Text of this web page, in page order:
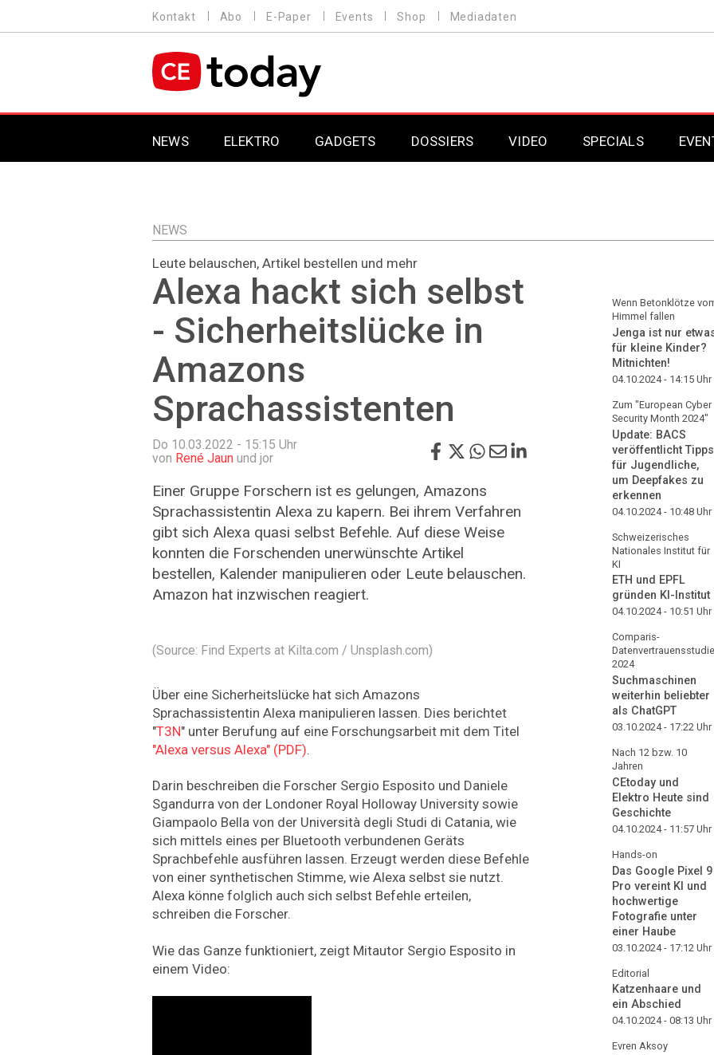
zum
MENU
Kontakt Abo E-Paper Events Shop Mediadaten
MAIN NAVIGATION
NEWS ELEKTRO GADGETS DOSSIERS
DAB+
VIDEO SPECIALS
Professional AV
Professional AV
NEWS
Leute belauschen, Artikel bestellen und mehr
Alexa hackt sich selbst
- Sicherheitslücke in
Amazons
Sprachassistenten
Do 10.03.2022 - 15:15 Uhr
von René Jaun und jor
Einer Gruppe Forschern ist es gelungen, Amazons
Sprachassistentin Alexa zu kapern. Bei ihrem Verfahren
gibt sich Alexa quasi selbst Befehle. Auf diese Weise
konnten die Forschenden unerwünschte Artikel
bestellen, Kalender manipulieren oder Leute belauschen.
Amazon hat inzwischen reagiert.
(Source: Find Experts at Kilta.com / Unsplash.com)
Über eine Sicherheitslücke hat sich Amazons
Sprachassistentin Alexa manipulieren lassen. Dies berichtet
"T3N" unter Berufung auf eine Forschungsarbeit mit dem Titel
"Alexa versus Alexa" (PDF).
Darin beschreiben die Forscher Sergio Esposito und Daniele
Sgandurra von der Londoner Royal Holloway University sowie
Giampaolo Bella von der Università degli Studi di Catania, wie
sich mittels eines per Bluetooth verbundenen Geräts
Sprachbefehle ausführen lassen. Erzeugt werden diese Befehle
von einer synthetischen Stimme, wie Alexa selbst sie nutzt.
Alexa könne folglich auch sich selbst Befehle erteilen,
schreiben die Forscher.
Wie das Ganze funktioniert, zeigt Mitautor Sergio Esposito in
einem Video:
Wenn Betonklötze
Himmel fallen
Jenga ist nur
für kleine Kinder?
Mitnichten!
04.10.2024 - 14:15 Uhr
Zum "European Cyber
Security Month 2024"
Update: BACS
veröffentlicht Tipps
für Jugendliche,
um Deepfakes zu
erkennen
04.10.2024 - 10:48 Uhr
Schweizerisches
Nationales Institut für
KI
ETH und EPFL
gründen KI-Institut
04.10.2024 - 10:51 Uhr
Comparis-
Datenvertrauensstudie
2024
Suchmaschinen
weiterhin beliebter
als ChatGPT
03.10.2024 - 17:22 Uhr
Nach 12 bzw. 10
Jahren
CEtoday und
Elektro Heute sind
Geschichte
04.10.2024 - 11:57 Uhr
Hands-on
Das Google Pixel 9
Pro vereint KI und
hochwertige
Fotografie unter
einer Haube
03.10.2024 - 17:12 Uhr
Editorial
Katzenhaare und
ein Abschied
04.10.2024 - 08:13 Uhr
Evren Aksoy